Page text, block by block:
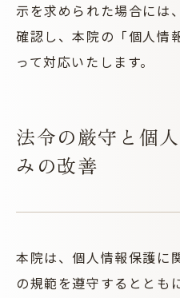
示を求められた場合には
確認し、本院の「個人情
って対応いたします。
法令の厳守と個
みの改善
本院は、個人情報保護に
の規範を遵守するととも